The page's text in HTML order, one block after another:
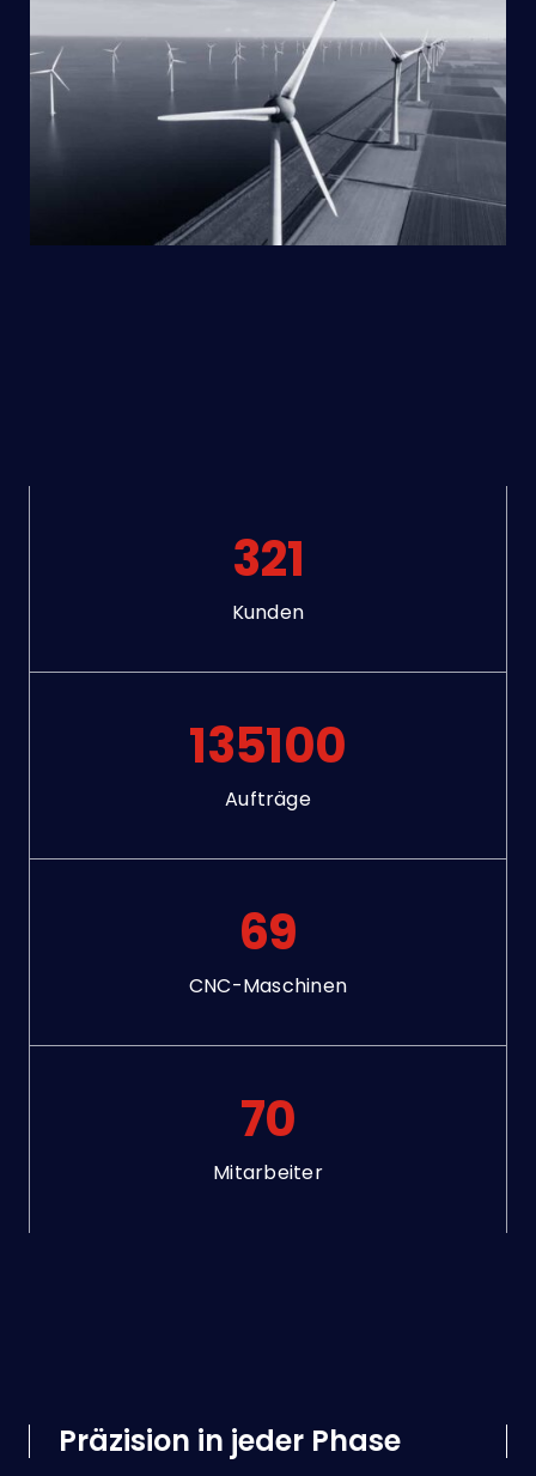
321
Kunden
135100
Aufträge
69
CNC-Maschinen
70
Mitarbeiter
Präzision in jeder Phase